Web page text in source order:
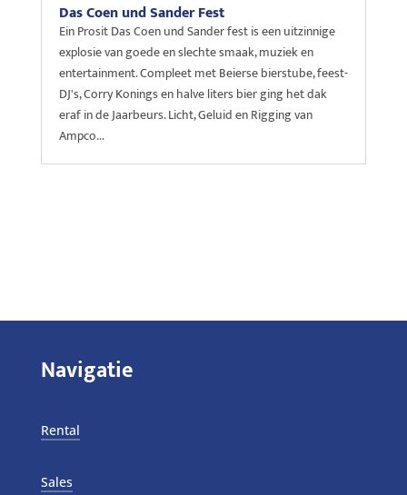
Das Coen und Sander Fest
Ein Prosit Das Coen und Sander fest is een uitzinnige
explosie van goede en slechte smaak, muziek en
entertainment. Compleet met Beierse bierstube, feest-
DJ's, Corry Konings en halve liters bier ging het dak
eraf in de Jaarbeurs. Licht, Geluid en Rigging van
Ampco...
Navigatie
Rental
Sales